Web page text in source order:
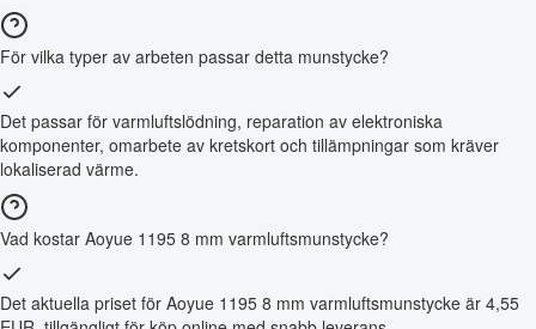
För vilka typer av arbeten passar detta munstycke?
Det passar för varmluftslödning, reparation av elektroniska
komponenter, omarbete av kretskort och tillämpningar som kräver
lokaliserad värme.
Vad kostar Aoyue 1195 8 mm varmluftsmunstycke?
Det aktuella priset för Aoyue 1195 8 mm varmluftsmunstycke är 4,55